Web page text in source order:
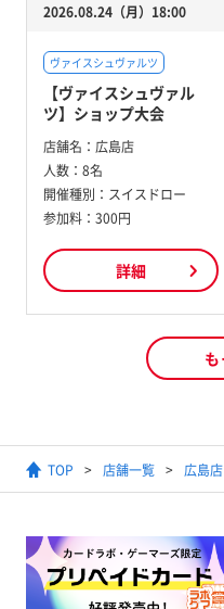
2026.08.24（月）18:00
ヴァイスシュヴァルツ
【ヴァイスシュヴァル
ツ】ショップ大会
店舗名： 広島店
人数： 8名
開催種別： スイスドロー
参加料： 300円
詳細
も
TOP 店舗一覧 広島店